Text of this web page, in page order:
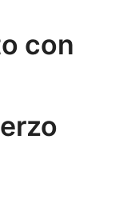
con